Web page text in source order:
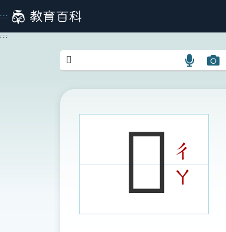
到
主
:::
:::
語
搜
圖
圖
搜
𦑈ㄔ
ㄚ